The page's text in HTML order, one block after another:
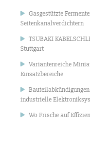
Gasgestützte
Seitenkanalverdichtern
TSUBAKI
Stuttgart
Variantenreiche
Einsatzbereiche
industrielle
Wo Frische auf